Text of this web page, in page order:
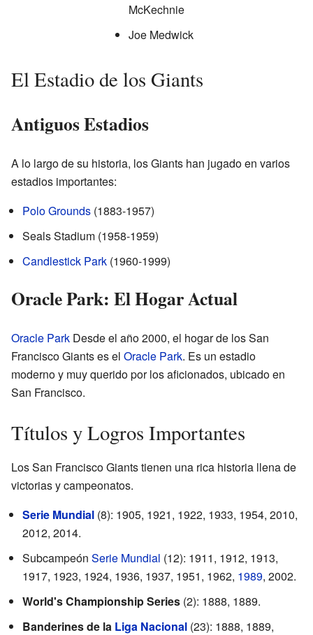
McKechnie
Joe Medwick
El Estadio de los Giants
Antiguos Estadios
A lo largo de su historia, los Giants han jugado en varios
estadios importantes:
Polo Grounds (1883-1957)
Seals Stadium (1958-1959)
Candlestick Park (1960-1999)
Oracle Park: El Hogar Actual
Oracle Park Desde el año 2000, el hogar de los San
Francisco Giants es el Oracle Park. Es un estadio
moderno y muy querido por los aficionados, ubicado en
San Francisco.
Títulos y Logros Importantes
Los San Francisco Giants tienen una rica historia llena de
victorias y campeonatos.
Serie Mundial (8): 1905, 1921, 1922, 1933, 1954, 2010,
2012, 2014.
Subcampeón Serie Mundial (12): 1911, 1912, 1913,
1917, 1923, 1924, 1936, 1937, 1951, 1962, 1989, 2002.
World's Championship Series (2): 1888, 1889.
Banderines de la Liga Nacional (23): 1888, 1889,